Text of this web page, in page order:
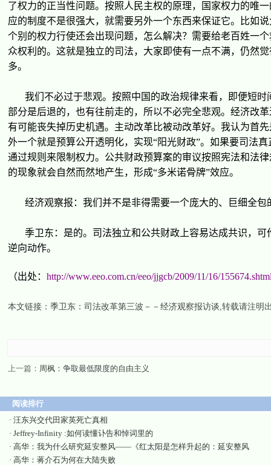
了权力的正当性问题。按照人民主权的原理，国家权力的唯
应的制度不是很强大，就需要另外一个东西来保证它。比如说
个别 的权力行使还会出现问题，怎么解决？需要给老百姓一个
众权利的。 这就是独立的司法，大家即使有一点不满，仍然觉
多。
我们 不必过于悲观。按照中国的政治规律来看，即便短时
部分是后退的，也有往前走的，所以不必完全悲观。 经济改革
有可能丧失掉历史机遇。主动改革比被动改革好。我认为首
外一个就是预算公开透明化， 实现“阳光财政”。如果要司法真
通过规则 来限制 权力。公共财政预算案的审议按照宪法和法律
的现象就会自然而然地产生，形成“多米诺骨牌”效应。
经济观察报 ：我们 并不是非得需要一个庞大的、巨细全包
季卫东 ：是的。司法独立和公共财政上容易达成共识，可
逆向动作。
（出处： http://www.eeo.com.cn/eeo/jjgcb/2009/11/16/
本文链接： 季卫东：司法改革第三波－－经济观察报访谈,转载请注明
上一篇： 周枫：争取最低限度的自由主义
阅读排行
· 汪东兴交代田家英死亡真相
· Jeffrey-Infinity :如何读懂讣告和悼词里的
· 高华：我为什么研究延安整风——《红太阳是怎样升起的：延安整风
· 高华：蒋介石为何在大陆失败